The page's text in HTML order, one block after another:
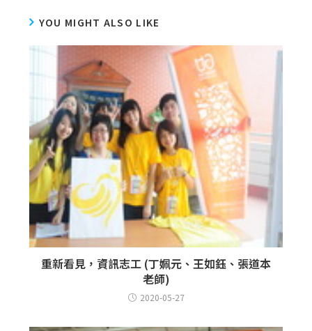
YOU MIGHT ALSO LIKE
重新看見，資訊志工 (丁姵元、王如鈺、張道本
老師)
2020-05-27